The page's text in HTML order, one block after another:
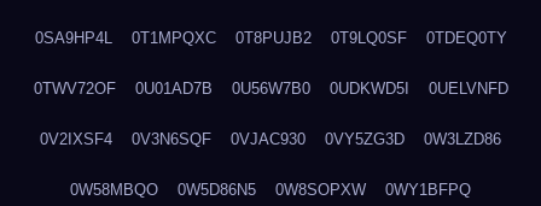
0SA9HP4L 0T1MPQXC 0T8PUJB2 0T9LQ0SF 0TDEQ0TY
0TWV72OF 0U01AD7B 0U56W7B0 0UDKWD5I 0UELVNFD
0V2IXSF4 0V3N6SQF 0VJAC930 0VY5ZG3D 0W3LZD86
0W58MBQO 0W5D86N5 0W8SOPXW 0WY1BFPQ